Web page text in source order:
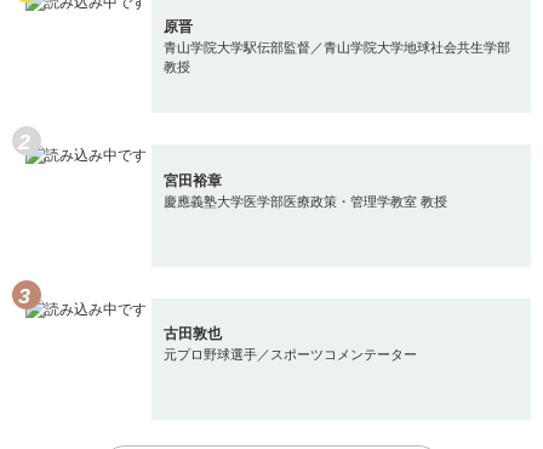
原晋
青山学院大学駅伝部監督／青山学院大学地球社会共生学部
教授
宮田裕章
慶應義塾大学医学部医療政策・管理学教室 教授
古田敦也
元プロ野球選手／スポーツコメンテーター